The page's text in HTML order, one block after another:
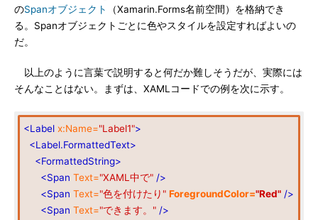
のSpanオブジェクト
（Xamarin.Forms名前空間）を格納でき
る。Spanオブジェクトごとに色やスタイルを設定すればよいの
だ。
以上のように言葉で説明すると何だか難しそうだが、実際には
そんなことはない。まずは、XAMLコードでの例を次に示す。
<Label x:Name="Label1">
<Label.FormattedText>
<FormattedString>
<Span Text="XAML中で" />
<Span Text="色を付けたり" ForegroundColor="Red" />
<Span Text="できます。" />